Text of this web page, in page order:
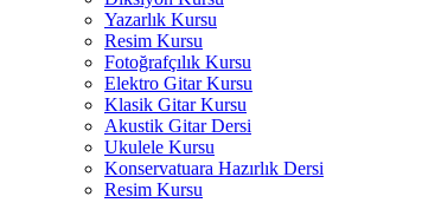
Yazarlık Kursu
Resim Kursu
Fotoğrafçılık Kursu
Elektro Gitar Kursu
Klasik Gitar Kursu
Akustik Gitar Dersi
Ukulele Kursu
Konservatuara Hazırlık Dersi
Resim Kursu